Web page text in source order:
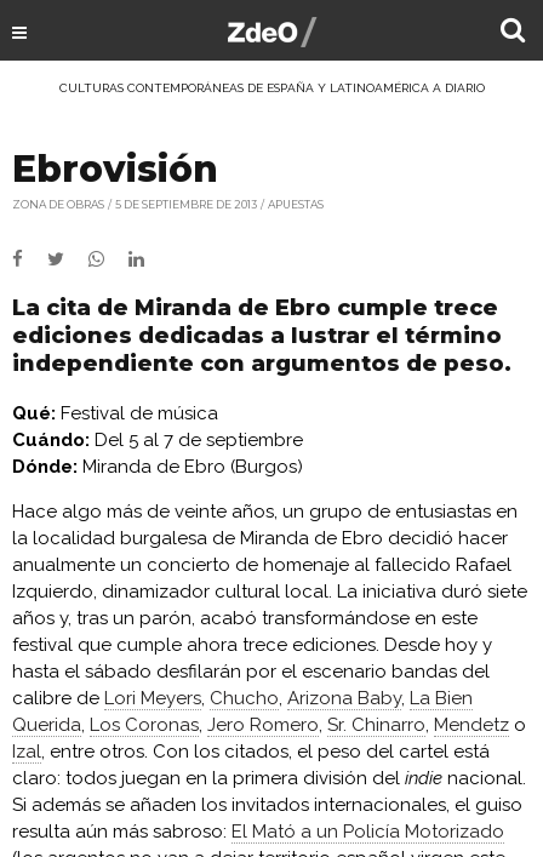
CULTURAS CONTEMPORÁNEAS DE ESPAÑA Y LATINOAMÉRICA A DIARIO
Ebrovisión
ZONA DE OBRAS 5 DE SEPTIEMBRE DE 2013 APUESTAS
La cita de Miranda de Ebro cumple trece
ediciones dedicadas a lustrar el término
independiente con argumentos de peso.
Qué: Festival de música
Cuándo: Del 5 al 7 de septiembre
Dónde: Miranda de Ebro (Burgos)
Hace algo más de veinte años, un grupo de entusiastas en
la localidad burgalesa de Miranda de Ebro decidió hacer
anualmente un concierto de homenaje al fallecido Rafael
Izquierdo, dinamizador cultural local. La iniciativa duró siete
años y, tras un parón, acabó transformándose en este
festival que cumple ahora trece ediciones. Desde hoy y
hasta el sábado desfilarán por el escenario bandas del
calibre de Lori Meyers, Chucho, Arizona Baby, La Bien
Querida, Los Coronas, Jero Romero, Sr. Chinarro, Mendetz o
Izal, entre otros. Con los citados, el peso del cartel está
claro: todos juegan en la primera división del indie nacional.
Si además se añaden los invitados internacionales, el guiso
resulta aún más sabroso: El Mató a un Policía Motorizado